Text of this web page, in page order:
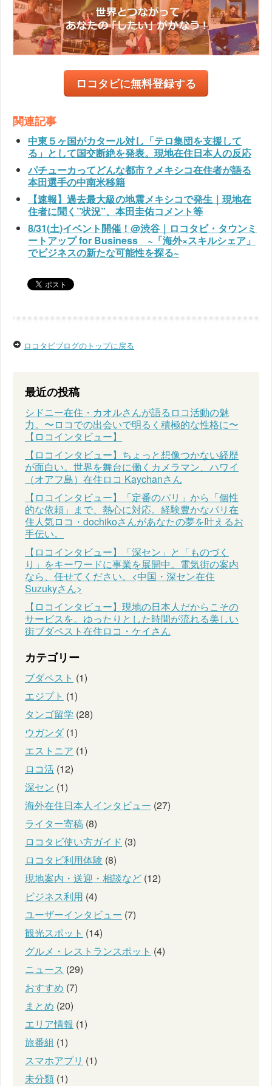
ロコタビに無料登録する
関連記事
中東５ヶ国がカタール対し「テロ集団を支援して
る」として国交断絶を発表。現地在住日本人の反応
パチューカってどんな都市？メキシコ在住者が語る
本田選手の中南米移籍
【速報】過去最大級の地震メキシコで発生｜現地在
住者に聞く”状況”、本田圭佑コメント等
8/31(土)イベント開催！@渋谷｜ロコタビ・タウンミ
ートアップ for Business ~「海外×スキルシェア」
でビジネスの新たな可能性を探る~
ロコタビブログのトップに戻る
最近の投稿
シドニー在住・カオルさんが語るロコ活動の魅
力。〜ロコでの出会いで明るく積極的な性格に〜
【ロコインタビュー】
【ロコインタビュー】ちょっと想像つかない経歴
が面白い。世界を舞台に働くカメラマン、ハワイ
（オアフ島）在住ロコ Kaychanさん
【ロコインタビュー】「定番のパリ」から「個性
的な依頼」まで、熱心に対応。経験豊かなパリ在
住人気ロコ・dochikoさんがあなたの夢を叶えるお
手伝い。
【ロコインタビュー】「深セン」と「ものづく
り」をキーワードに事業を展開中。電気街の案内
なら、任せてください。<中国・深セン在住
Suzukyさん>
【ロコインタビュー】現地の日本人だからこその
サービスを。ゆったりとした時間が流れる美しい
街ブダペスト在住ロコ・ケイさん
カテゴリー
ブダペスト (1)
エジプト (1)
タンゴ留学 (28)
ウガンダ(1)
エストニア (1)
ロコ活 (12)
深セン (1)
海外在住日本人インタビュー (27)
ライター寄稿 (8)
ロコタビ使い方ガイド (3)
ロコタビ利用体験 (8)
現地案内・送迎・相談など (12)
ビジネス利用 (4)
ユーザーインタビュー (7)
観光スポット (14)
グルメ・レストランスポット (4)
ニュース (29)
おすすめ (7)
まとめ (20)
エリア情報 (1)
旅番組 (1)
スマホアプリ (1)
未分類 (1)